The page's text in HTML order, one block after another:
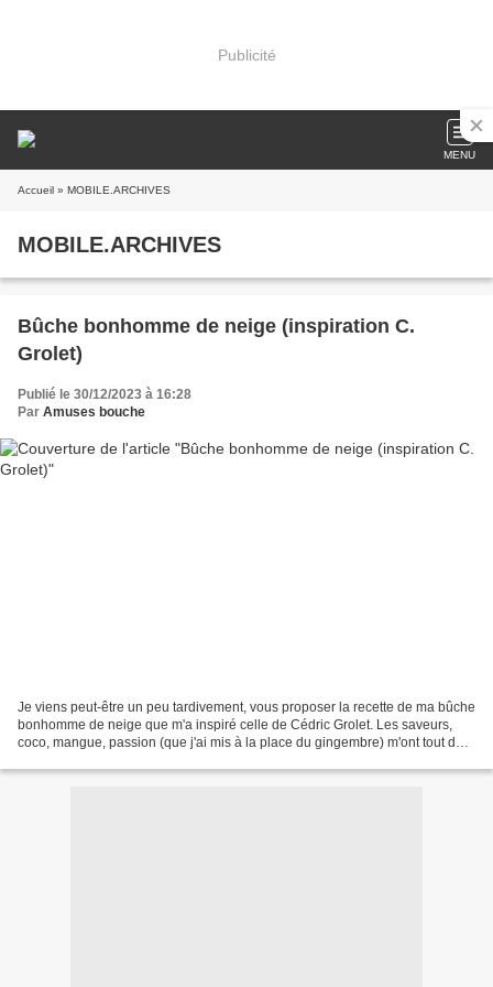
Publicité
MENU
Accueil » MOBILE.ARCHIVES
MOBILE.ARCHIVES
Bûche bonhomme de neige (inspiration C.
Grolet)
Publié le 30/12/2023 à 16:28
Par Amuses bouche
Je viens peut-être un peu tardivement, vous proposer la recette de ma bûche
bonhomme de neige que m'a inspiré celle de Cédric Grolet. Les saveurs,
coco, mangue, passion (que j'ai mis à la place du gingembre) m'ont tout de